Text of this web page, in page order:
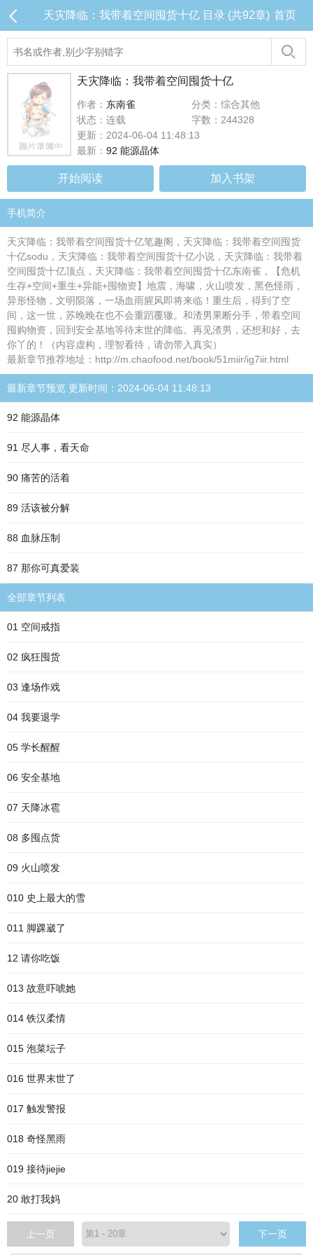
天灾降临：我带着空间囤货十亿 目录 (共92章) 首页
天灾降临：我带着空间囤货十亿
作者： 东南雀
分类：综合其他
状态：连载
字数：244328
更新：2024-06-04 11:48:13
最新： 92 能源晶体
开始阅读 加入书架
手机简介
天灾降临：我带着空间囤货十亿笔趣阁，天灾降临：我带着空间囤货
十亿sodu，天灾降临：我带着空间囤货十亿小说，天灾降临：我带着
空间囤货十亿顶点，天灾降临：我带着空间囤货十亿东南雀，【危机
生存+空间+重生+异能+囤物资】地震，海啸，火山喷发，黑色怪雨，
异形怪物，文明陨落，一场血雨腥风即将来临！重生后，得到了空
间，这一世，苏晚晚在也不会重蹈覆辙。和渣男果断分手，带着空间
囤购物资，回到安全基地等待末世的降临。再见渣男，还想和好，去
你丫的！（内容虚构，理智看待，请勿带入真实）
最新章节推荐地址：http://m.chaofood.net/book/51miir/ig7iir.html
最新章节预览 更新时间：2024-06-04 11:48:13
92 能源晶体
91 尽人事，看天命
90 痛苦的活着
89 活该被分解
88 血脉压制
87 那你可真爱装
全部章节列表
01 空间戒指
02 疯狂囤货
03 逢场作戏
04 我要退学
05 学长醒醒
06 安全基地
07 天降冰雹
08 多囤点货
09 火山喷发
010 史上最大的雪
011 脚踝崴了
12 请你吃饭
013 故意吓唬她
014 铁汉柔情
015 泡菜坛子
016 世界末世了
017 触发警报
018 奇怪黑雨
019 接待jiejie
20 敢打我妈
上一页 下一页